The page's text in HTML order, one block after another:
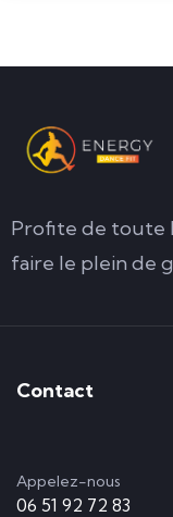
Profite de toute
faire le plein de
Contact
Appelez-nous
06 51 92 72 83